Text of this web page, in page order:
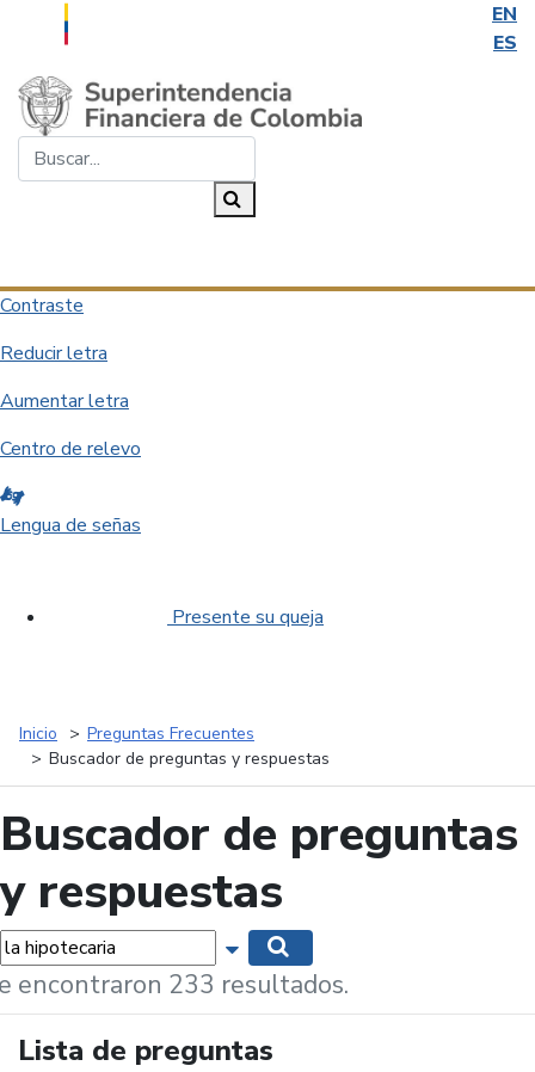
EN
ES
Saltar al contenido principal
Contraste
Reducir letra
Aumentar letra
Centro de relevo
Lengua de señas
Presente su queja
Inicio
Preguntas Frecuentes
Buscador de preguntas y respuestas
Buscador de preguntas
y respuestas
Mostrar opciones de búsqueda
encontraron 233 resultados.
Lista de preguntas